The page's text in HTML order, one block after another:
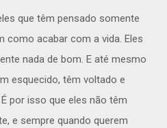
que têm pensado somente
como acabar com a vida. Eles
nada de bom. E até mesmo
esquecido, têm voltado e
por isso que eles não têm
e sempre quando querem